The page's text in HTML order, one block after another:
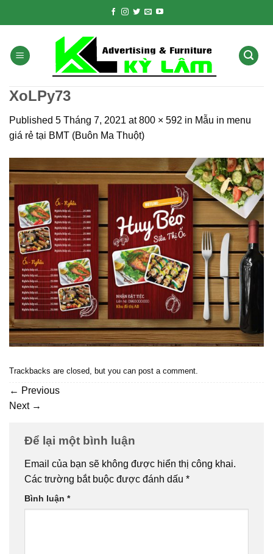
XoLPy73
Published 5 Tháng 7, 2021 at800 × 592 in Mẫu in menu
giá rẻ tại BMT (Buôn Ma Thuột)
Trackbacks are closed, but you can post a comment.
← Previous
Next →
Để lại một bình luận
Email của bạn sẽ không được hiển thị công khai.
Các trường bắt buộc được đánh dấu *
Bình luận *